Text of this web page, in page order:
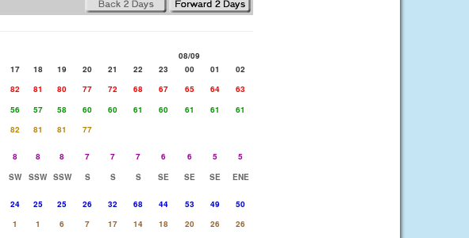
08/09
17 18 19 20 21 22 23 00 01
02
82 81 80 77 72 68 67 65 64
63
56 57 58 60 60 61 60 61 61
61
82 81 81
77
8 8 8 7 7 7 6 6 5
5
SW SSW SSW S S S SE SE SE
ENE
24 25 25 26 32 68 44 53 49
50
1 1 6 7 17 14 18 20 26
26